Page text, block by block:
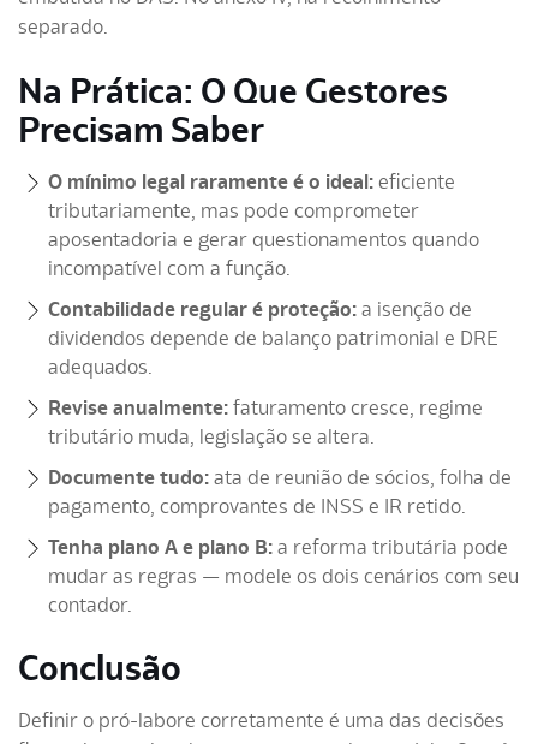
separado.
Na Prática: O Que Gestores
Precisam Saber
O mínimo legal raramente é o ideal: eficiente
tributariamente, mas pode comprometer
aposentadoria e gerar questionamentos quando
incompatível com a função.
Contabilidade regular é proteção: a isenção de
dividendos depende de balanço patrimonial e DRE
adequados.
Revise anualmente: faturamento cresce, regime
tributário muda, legislação se altera.
Documente tudo: ata de reunião de sócios, folha de
pagamento, comprovantes de INSS e IR retido.
Tenha plano A e plano B: a reforma tributária pode
mudar as regras — modele os dois cenários com seu
contador.
Conclusão
Definir o pró-labore corretamente é uma das decisões